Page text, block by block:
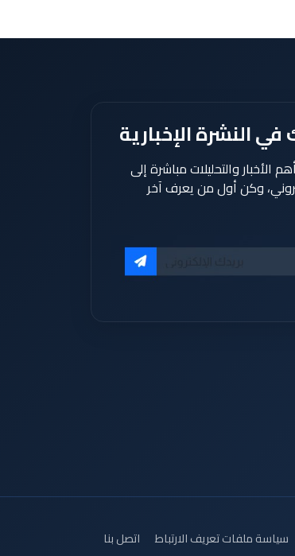
النشرة الإخبارية
الأخبار والتحليلات مباشرة إلى
وكن أول من يعرف آخر
سياسة ملفات تعريف الارتباط اتصل بنا